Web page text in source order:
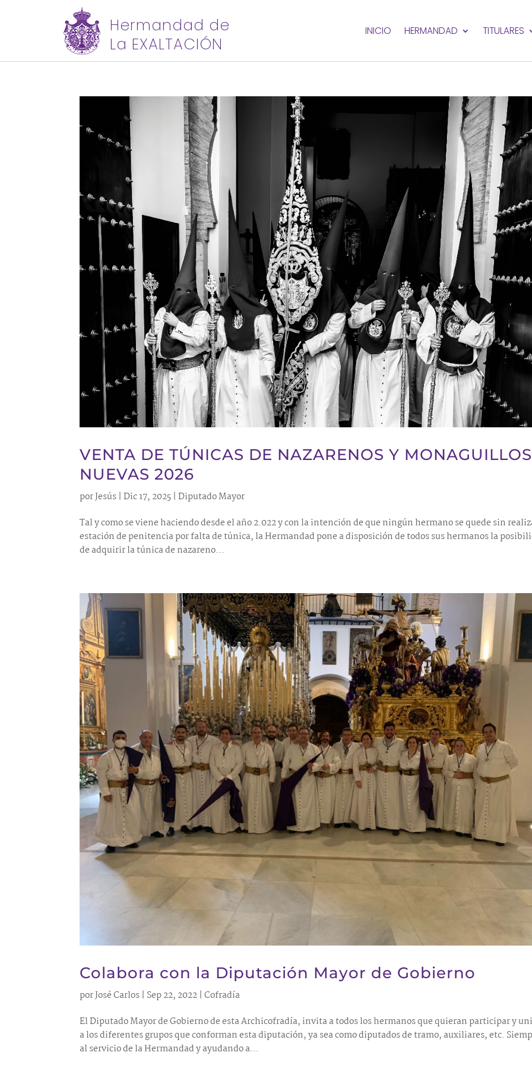
Hermandad de
La EXALTACIÓN
INICIO HERMANDAD TITULARES
VENTA DE TÚNICAS DE NAZARENOS Y MONAGUILLOS
NUEVAS 2026
porJesús |Dic 17, 2025 |Diputado Mayor
Tal y como se viene haciendo desde el año 2.022 y con la intención de que ningún hermano se quede sin
estación de penitencia por falta de túnica, la Hermandad pone a disposición de todos sus hermanos la
de adquirir la túnica de nazareno...
Colabora con la Diputación Mayor de Gobierno
porJosé Carlos | Sep 22, 2022 |Cofradía
El Diputado Mayor de Gobierno de esta Archicofradía, invita a todos los hermanos que quieran participar y
a los diferentes grupos que conforman esta diputación, ya sea como diputados de tramo, auxiliares, etc.
al servicio de la Hermandad y ayudando a...